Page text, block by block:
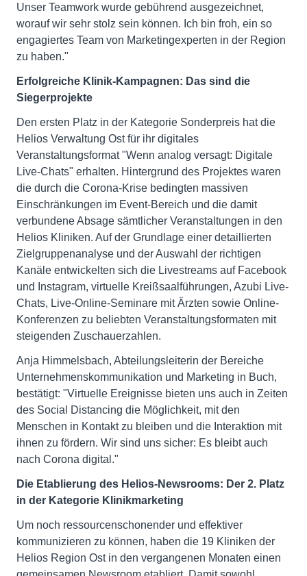
Unser Teamwork wurde gebührend ausgezeichnet,
worauf wir sehr stolz sein können. Ich bin froh, ein so
engagiertes Team von Marketingexperten in der Region
zu haben."
Erfolgreiche Klinik-Kampagnen: Das sind die
Siegerprojekte
Den ersten Platz in der Kategorie Sonderpreis hat die
Helios Verwaltung Ost für ihr digitales
Veranstaltungsformat "Wenn analog versagt: Digitale
Live-Chats" erhalten. Hintergrund des Projektes waren
die durch die Corona-Krise bedingten massiven
Einschränkungen im Event-Bereich und die damit
verbundene Absage sämtlicher Veranstaltungen in den
Helios Kliniken. Auf der Grundlage einer detaillierten
Zielgruppenanalyse und der Auswahl der richtigen
Kanäle entwickelten sich die Livestreams auf Facebook
und Instagram, virtuelle Kreißsaalführungen, Azubi Live-
Chats, Live-Online-Seminare mit Ärzten sowie Online-
Konferenzen zu beliebten Veranstaltungsformaten mit
steigenden Zuschauerzahlen.
Anja Himmelsbach, Abteilungsleiterin der Bereiche
Unternehmenskommunikation und Marketing in Buch,
bestätigt: "Virtuelle Ereignisse bieten uns auch in Zeiten
des Social Distancing die Möglichkeit, mit den
Menschen in Kontakt zu bleiben und die Interaktion mit
ihnen zu fördern. Wir sind uns sicher: Es bleibt auch
nach Corona digital."
Die Etablierung des Helios-Newsrooms: Der 2. Platz
in der Kategorie Klinikmarketing
Um noch ressourcenschonender und effektiver
kommunizieren zu können, haben die 19 Kliniken der
Helios Region Ost in den vergangenen Monaten einen